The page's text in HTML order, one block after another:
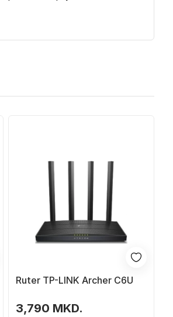
Ruter TP-LINK Archer C6U
3,790 MKD.